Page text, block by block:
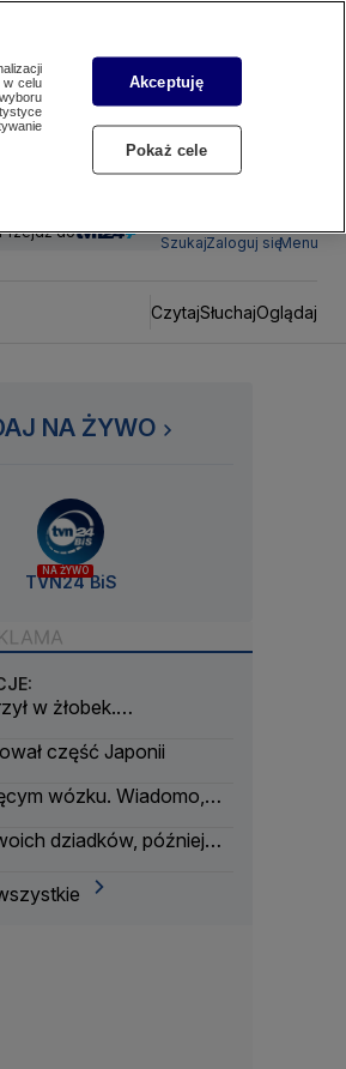
do
SzukajZaloguj sięMenu
CzytajSłuchajOglądaj
NA ŻYWO
NA ŻYWO
TVN24 BiS
w żłobek.
część Japonii
wózku. Wiadomo,
dziadków, później
w celu
Akceptuję
Pokaż cele